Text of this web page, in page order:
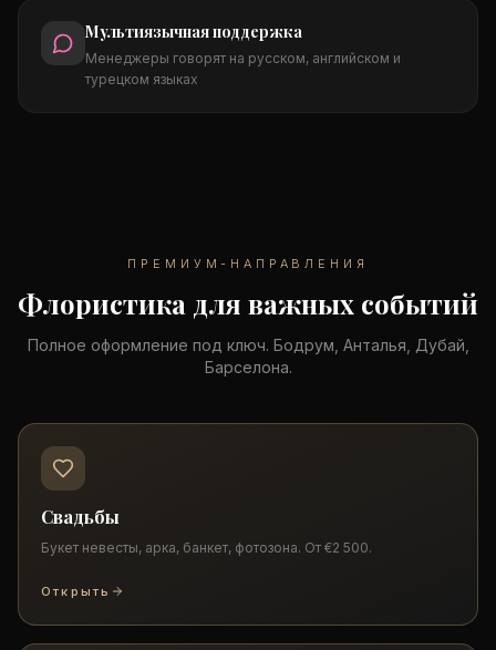
Мультиязычная поддержка
Менеджеры говорят на русском, английском и
турецком языках
ПРЕМИУМ-НАПРАВЛЕНИЯ
Флористика для важных событий
Полное оформление под ключ. Бодрум, Анталья, Дубай,
Барселона.
Свадьбы
Букет невесты, арка, банкет, фотозона. От €2 500.
Открыть